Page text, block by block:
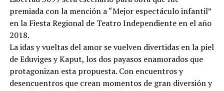
premiada con la mención a “Mejor espectáculo infantil”
en la Fiesta Regional de Teatro Independiente en el año
2018.
La idas y vueltas del amor se vuelven divertidas en la piel
de Eduviges y Kaput, los dos payasos enamorados que
protagonizan esta propuesta. Con encuentros y
desencuentros que crean momentos de gran diversión y